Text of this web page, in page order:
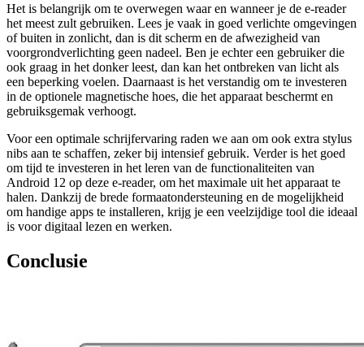
Het is belangrijk om te overwegen waar en wanneer je de e-reader
het meest zult gebruiken. Lees je vaak in goed verlichte omgevingen
of buiten in zonlicht, dan is dit scherm en de afwezigheid van
voorgrondverlichting geen nadeel. Ben je echter een gebruiker die
ook graag in het donker leest, dan kan het ontbreken van licht als
een beperking voelen. Daarnaast is het verstandig om te investeren
in de optionele magnetische hoes, die het apparaat beschermt en
gebruiksgemak verhoogt.
Voor een optimale schrijfervaring raden we aan om ook extra stylus
nibs aan te schaffen, zeker bij intensief gebruik. Verder is het goed
om tijd te investeren in het leren van de functionaliteiten van
Android 12 op deze e-reader, om het maximale uit het apparaat te
halen. Dankzij de brede formaatondersteuning en de mogelijkheid
om handige apps te installeren, krijg je een veelzijdige tool die ideaal
is voor digitaal lezen en werken.
Conclusie